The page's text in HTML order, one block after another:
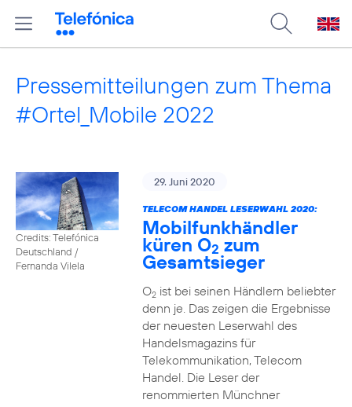
Pressemitteilungen zum Thema
#Ortel_Mobile 2022
Credits: Telefónica
Deutschland /
Fernanda Vilela
29. Juni 2020
TELECOM HANDEL LESERWAHL 2020:
Mobilfunkhändler
küren O2 zum
Gesamtsieger
O2ist bei seinen Händlern beliebter
denn je. Das zeigen die Ergebnisse
der neuesten Leserwahl des
Handelsmagazins für
Telekommunikation, Telecom
Handel. Die Leser der
renommierten Münchner